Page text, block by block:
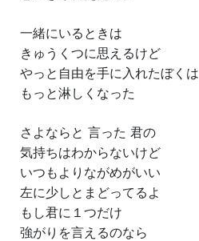
一緒にいるときは
きゅうくつに思えるけど
やっと自由を手に入れたぼくは
もっと淋しくなった
さよならと 言った 君の
気持ちはわからないけど
いつもよりながめがいい
左に少しとまどってるよ
もし君に１つだけ
強がりを言えるのなら